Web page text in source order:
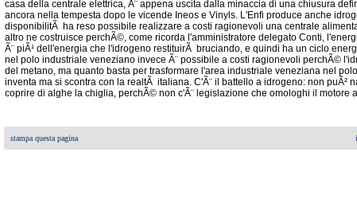
casa della centrale elettrica, Ã¨ appena uscita dalla minaccia di una chiusura
ancora nella tempesta dopo le vicende Ineos e Vinyls. L'Enfi produce anche
disponibilitÃ ha reso possibile realizzare a costi ragionevoli una centrale
altro ne costruisce perchÃ©, come ricorda l'amministratore delegato Conti,
Ã¨ piÃ¹ dell'energia che l'idrogeno restituirÃ bruciando, e quindi ha un ciclo
nel polo industriale veneziano invece Ã¨ possibile a costi ragionevoli perchÃ©
del metano, ma quanto basta per trasformare l'area industriale veneziana nel
inventa ma si scontra con la realtÃ italiana. C'Ã¨ il battello a idrogeno: non puÃ²
coprire di alghe la chiglia, perchÃ© non c'Ã¨ legislazione che omologhi il motore
stampa questa pagina